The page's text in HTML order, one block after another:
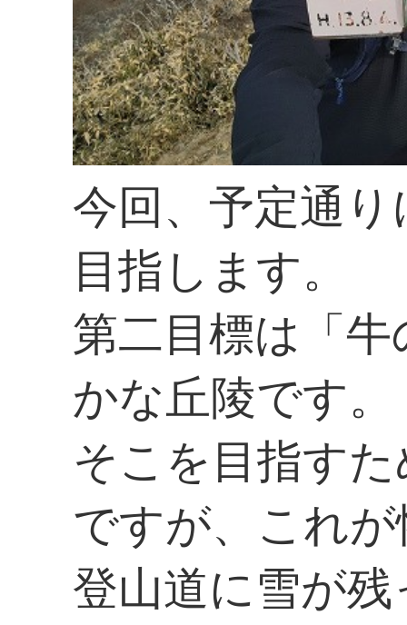
今回、予定通
目指します。
第二目標は「
かな丘陵です。
そこを目指す
ですが、これ
登山道に雪が